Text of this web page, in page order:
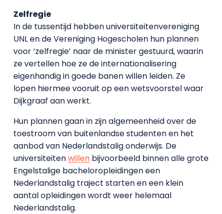
Zelfregie
In de tussentijd hebben universiteitenvereniging
UNL en de Vereniging Hogescholen hun plannen
voor ‘zelfregie’ naar de minister gestuurd, waarin
ze vertellen hoe ze de internationalisering
eigenhandig in goede banen willen leiden. Ze
lopen hiermee vooruit op een wetsvoorstel waar
Dijkgraaf aan werkt.
Hun plannen gaan in zijn algemeenheid over de
toestroom van buitenlandse studenten en het
aanbod van Nederlandstalig onderwijs. De
universiteitenwillenbijvoorbeeld binnen alle grote
Engelstalige bacheloropleidingen een
Nederlandstalig traject starten en een klein
aantal opleidingen wordt weer helemaal
Nederlandstalig.